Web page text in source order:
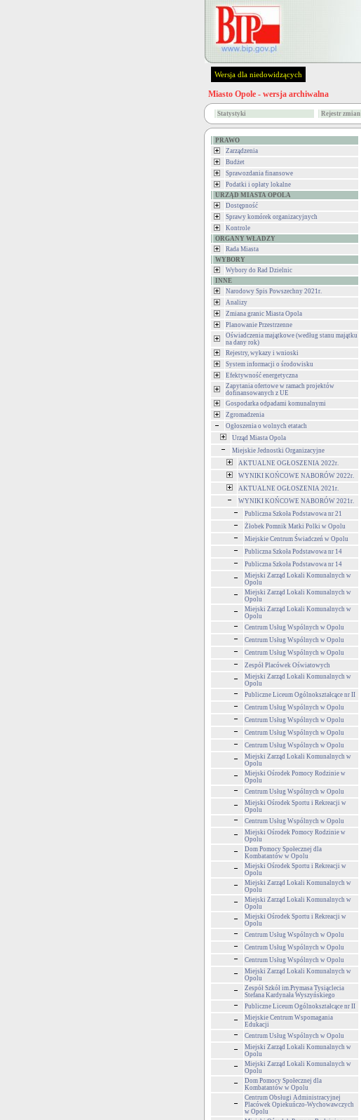
Wersja dla niedowidzących
Miasto Opole - wersja archiwalna
Statystyki Rejestr zmian
PRAWO
Zarządzenia
Budżet
Sprawozdania finansowe
Podatki i opłaty lokalne
URZĄD MIASTA OPOLA
Dostępność
Sprawy komórek organizacyjnych
Kontrole
ORGANY WŁADZY
Rada Miasta
WYBORY
Wybory do Rad Dzielnic
INNE
Narodowy Spis Powszechny 2021r.
Analizy
Zmiana granic Miasta Opola
Planowanie Przestrzenne
Oświadczenia majątkowe (według stanu majątku
na dany rok)
Rejestry, wykazy i wnioski
System informacji o środowisku
Efektywność energetyczna
Zapytania ofertowe w ramach projektów
dofinansowanych z UE
Gospodarka odpadami komunalnymi
Zgromadzenia
Ogłoszenia o wolnych etatach
Urząd Miasta Opola
Miejskie Jednostki Organizacyjne
AKTUALNE OGŁOSZENIA 2022r.
WYNIKI KOŃCOWE NABORÓW 2022r.
AKTUALNE OGŁOSZENIA 2021r.
WYNIKI KOŃCOWE NABORÓW 2021r.
Publiczna Szkoła Podstawowa nr 21
Żłobek Pomnik Matki Polki w Opolu
Miejskie Centrum Świadczeń w Opolu
Publiczna Szkoła Podstawowa nr 14
Publiczna Szkoła Podstawowa nr 14
Miejski Zarząd Lokali Komunalnych w
Opolu
Miejski Zarząd Lokali Komunalnych w
Opolu
Miejski Zarząd Lokali Komunalnych w
Opolu
Centrum Usług Wspólnych w Opolu
Centrum Usług Wspólnych w Opolu
Centrum Usług Wspólnych w Opolu
Zespół Placówek Oświatowych
Miejski Zarząd Lokali Komunalnych w
Opolu
Publiczne Liceum Ogólnokształcące nr II
Centrum Usług Wspólnych w Opolu
Centrum Usług Wspólnych w Opolu
Centrum Usług Wspólnych w Opolu
Centrum Usług Wspólnych w Opolu
Miejski Zarząd Lokali Komunalnych w
Opolu
Miejski Ośrodek Pomocy Rodzinie w
Opolu
Centrum Usług Wspólnych w Opolu
Miejski Ośrodek Sportu i Rekreacji w
Opolu
Centrum Usług Wspólnych w Opolu
Miejski Ośrodek Pomocy Rodzinie w
Opolu
Dom Pomocy Społecznej dla
Kombatantów w Opolu
Miejski Ośrodek Sportu i Rekreacji w
Opolu
Miejski Zarząd Lokali Komunalnych w
Opolu
Miejski Zarząd Lokali Komunalnych w
Opolu
Miejski Ośrodek Sportu i Rekreacji w
Opolu
Centrum Usług Wspólnych w Opolu
Centrum Usług Wspólnych w Opolu
Centrum Usług Wspólnych w Opolu
Miejski Zarząd Lokali Komunalnych w
Opolu
Zespół Szkół im.Prymasa Tysiąclecia
Stefana Kardynała Wyszyńskiego
Publiczne Liceum Ogólnokształcące nr II
Miejskie Centrum Wspomagania
Edukacji
Centrum Usług Wspólnych w Opolu
Miejski Zarząd Lokali Komunalnych w
Opolu
Miejski Zarząd Lokali Komunalnych w
Opolu
Dom Pomocy Społecznej dla
Kombatantów w Opolu
Centrum Obsługi Administracyjnej
Placówek Opiekuńczo-Wychowawczych
w Opolu